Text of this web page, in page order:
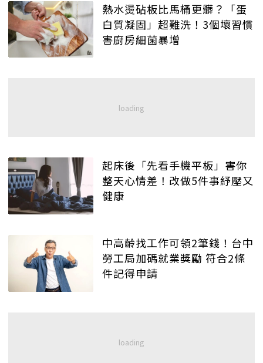
熱水燙砧板比馬桶更髒？「蛋
白質凝固」超難洗！3個壞習慣
害廚房細菌暴增
起床後「先看手機平板」害你
整天心情差！改做5件事紓壓又
健康
中高齡找工作可領2筆錢！台中
勞工局加碼就業獎勵 符合2條
件記得申請